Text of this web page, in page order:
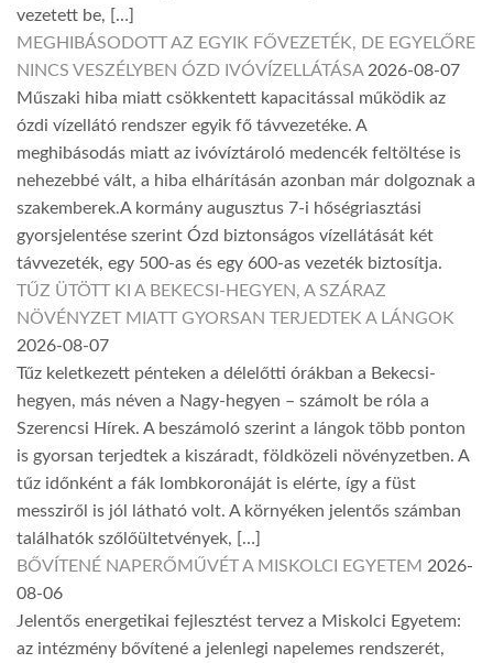
vezetett be, […]
MEGHIBÁSODOTT AZ EGYIK FŐVEZETÉK, DE EGYELŐRE
NINCS VESZÉLYBEN ÓZD IVÓVÍZELLÁTÁSA 2026-08-07
Műszaki hiba miatt csökkentett kapacitással működik az
ózdi vízellátó rendszer egyik fő távvezetéke. A
meghibásodás miatt az ivóvíztároló medencék feltöltése is
nehezebbé vált, a hiba elhárításán azonban már dolgoznak a
szakemberek.A kormány augusztus 7-i hőségriasztási
gyorsjelentése szerint Ózd biztonságos vízellátását két
távvezeték, egy 500-as és egy 600-as vezeték biztosítja.
TŰZ ÜTÖTT KI A BEKECSI-HEGYEN, A SZÁRAZ
NÖVÉNYZET MIATT GYORSAN TERJEDTEK A LÁNGOK
2026-08-07
Tűz keletkezett pénteken a délelőtti órákban a Bekecsi-
hegyen, más néven a Nagy-hegyen – számolt be róla a
Szerencsi Hírek. A beszámoló szerint a lángok több ponton
is gyorsan terjedtek a kiszáradt, földközeli növényzetben. A
tűz időnként a fák lombkoronáját is elérte, így a füst
messziről is jól látható volt. A környéken jelentős számban
találhatók szőlőültetvények, […]
BŐVÍTENÉ NAPERŐMŰVÉT A MISKOLCI EGYETEM 2026-
08-06
Jelentős energetikai fejlesztést tervez a Miskolci Egyetem:
az intézmény bővítené a jelenlegi napelemes rendszerét,